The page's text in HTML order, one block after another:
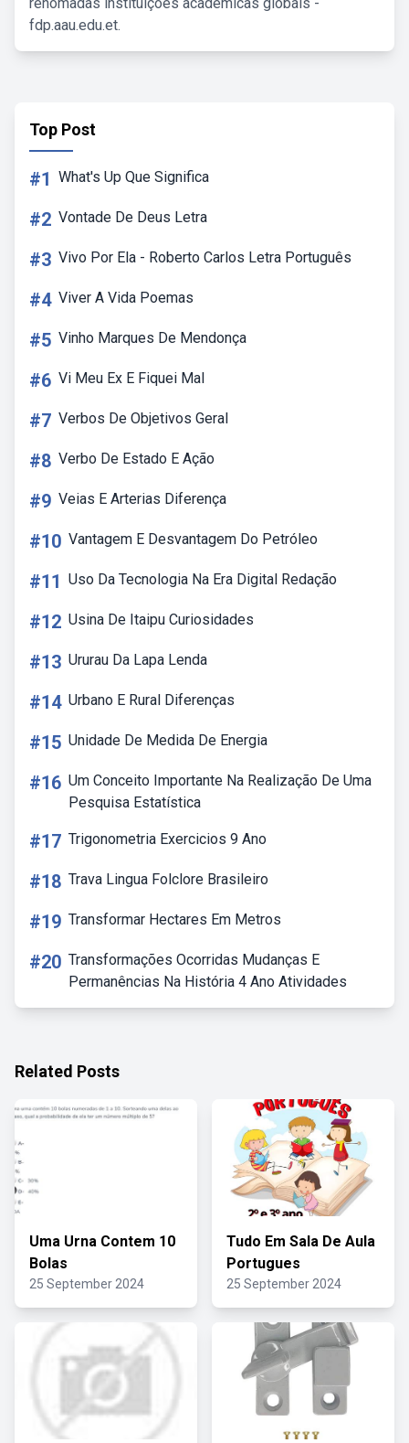
fdp.aau.edu.et.
Top Post
#1 What's Up Que Significa
#2 Vontade De Deus Letra
#3 Vivo Por Ela - Roberto Carlos Letra Português
#4 Viver A Vida Poemas
#5 Vinho Marques De Mendonça
#6 Vi Meu Ex E Fiquei Mal
#7 Verbos De Objetivos Geral
#8 Verbo De Estado E Ação
#9 Veias E Arterias Diferença
#10 Vantagem E Desvantagem Do Petróleo
#11 Uso Da Tecnologia Na Era Digital Redação
#12 Usina De Itaipu Curiosidades
#13 Ururau Da Lapa Lenda
#14 Urbano E Rural Diferenças
#15 Unidade De Medida De Energia
#16 Um Conceito Importante Na Realização De Uma
Pesquisa Estatística
#17 Trigonometria Exercicios 9 Ano
#18 Trava Lingua Folclore Brasileiro
#19 Transformar Hectares Em Metros
#20 Transformações Ocorridas Mudanças E
Permanências Na História 4 Ano Atividades
Related Posts
Uma Urna Contem 10
Bolas
25 September 2024
Tudo Em Sala De Aula
Portugues
25 September 2024